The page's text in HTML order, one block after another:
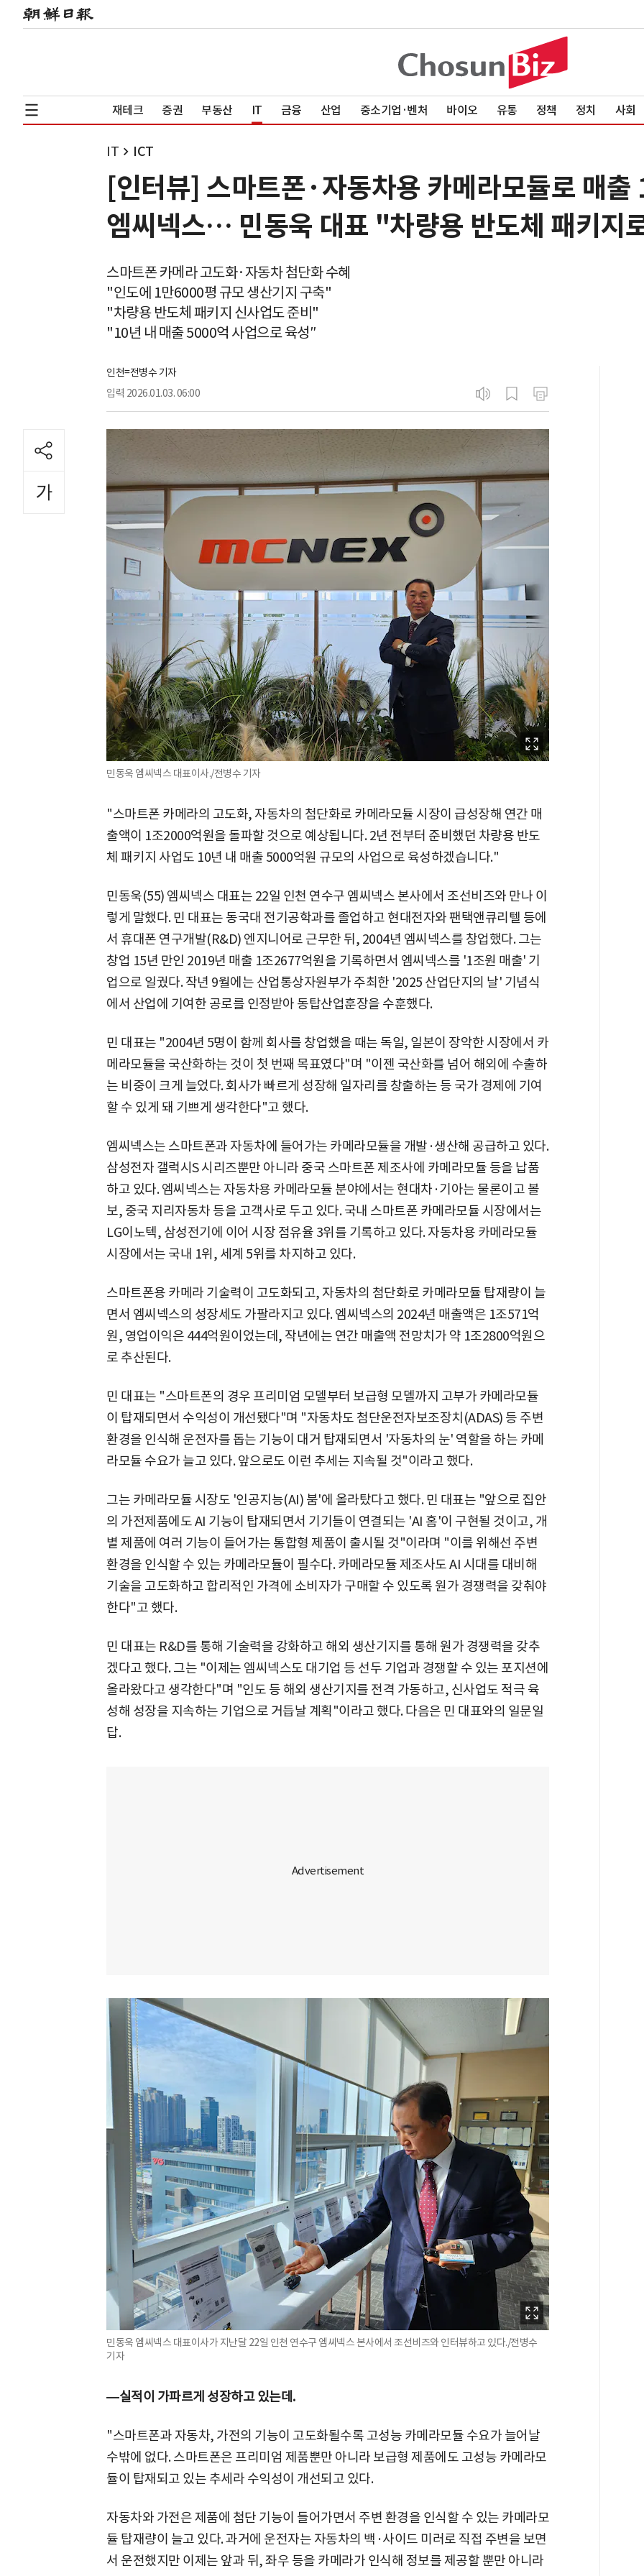
재테크 증권 부동산 IT 금융 산업 중소기업·벤처 바이오 유통 정책 정치 사회
IT ICT
[인터뷰] 스마트폰·자동차용 카메라모듈로 매
엠씨넥스… 민동욱 대표 "차량용 반도체 패키지
스마트폰 카메라 고도화·자동차 첨단화 수혜
"인도에 1만6000평 규모 생산기지 구축"
"차량용 반도체 패키지 신사업도 준비"
"10년 내 매출 5000억 사업으로 육성″
인천=전병수 기자
입력 2026.01.03. 06:00
민동욱 엠씨넥스 대표이사./전병수 기자
"스마트폰 카메라의 고도화, 자동차의 첨단화로 카메라모듈 시장이 급성장해 연간 매
출액이 1조2000억원을 돌파할 것으로 예상됩니다. 2년 전부터 준비했던 차량용 반도
체 패키지 사업도 10년 내 매출 5000억원 규모의 사업으로 육성하겠습니다."
민동욱(55) 엠씨넥스 대표는 22일 인천 연수구 엠씨넥스 본사에서 조선비즈와 만나 이
렇게 말했다. 민 대표는 동국대 전기공학과를 졸업하고 현대전자와 팬택앤큐리텔 등에
서 휴대폰 연구개발(R&D) 엔지니어로 근무한 뒤, 2004년 엠씨넥스를 창업했다. 그는
창업 15년 만인 2019년 매출 1조2677억원을 기록하면서 엠씨넥스를 '1조원 매출' 기
업으로 일궜다. 작년 9월에는 산업통상자원부가 주최한 '2025 산업단지의 날' 기념식
에서 산업에 기여한 공로를 인정받아 동탑산업훈장을 수훈했다.
민 대표는 "2004년 5명이 함께 회사를 창업했을 때는 독일, 일본이 장악한 시장에서 카
메라모듈을 국산화하는 것이 첫 번째 목표였다"며 "이젠 국산화를 넘어 해외에 수출하
는 비중이 크게 늘었다. 회사가 빠르게 성장해 일자리를 창출하는 등 국가 경제에 기여
할 수 있게 돼 기쁘게 생각한다"고 했다.
엠씨넥스는 스마트폰과 자동차에 들어가는 카메라모듈을 개발·생산해 공급하고 있다.
삼성전자 갤럭시S 시리즈뿐만 아니라 중국 스마트폰 제조사에 카메라모듈 등을 납품
하고 있다. 엠씨넥스는 자동차용 카메라모듈 분야에서는 현대차·기아는 물론이고 볼
보, 중국 지리자동차 등을 고객사로 두고 있다. 국내 스마트폰 카메라모듈 시장에서는
LG이노텍, 삼성전기에 이어 시장 점유율 3위를 기록하고 있다. 자동차용 카메라모듈
시장에서는 국내 1위, 세계 5위를 차지하고 있다.
스마트폰용 카메라 기술력이 고도화되고, 자동차의 첨단화로 카메라모듈 탑재량이 늘
면서 엠씨넥스의 성장세도 가팔라지고 있다. 엠씨넥스의 2024년 매출액은 1조571억
원, 영업이익은 444억원이었는데, 작년에는 연간 매출액 전망치가 약 1조2800억원으
로 추산된다.
민 대표는 "스마트폰의 경우 프리미엄 모델부터 보급형 모델까지 고부가 카메라모듈
이 탑재되면서 수익성이 개선됐다"며 "자동차도 첨단운전자보조장치(ADAS) 등 주변
환경을 인식해 운전자를 돕는 기능이 대거 탑재되면서 '자동차의 눈' 역할을 하는 카메
라모듈 수요가 늘고 있다. 앞으로도 이런 추세는 지속될 것"이라고 했다.
그는 카메라모듈 시장도 '인공지능(AI) 붐'에 올라탔다고 했다. 민 대표는 "앞으로 집안
의 가전제품에도 AI 기능이 탑재되면서 기기들이 연결되는 'AI 홈'이 구현될 것이고, 개
별 제품에 여러 기능이 들어가는 통합형 제품이 출시될 것"이라며 "이를 위해선 주변
환경을 인식할 수 있는 카메라모듈이 필수다. 카메라모듈 제조사도 AI 시대를 대비해
기술을 고도화하고 합리적인 가격에 소비자가 구매할 수 있도록 원가 경쟁력을 갖춰야
한다"고 했다.
민 대표는 R&D를 통해 기술력을 강화하고 해외 생산기지를 통해 원가 경쟁력을 갖추
겠다고 했다. 그는 "이제는 엠씨넥스도 대기업 등 선두 기업과 경쟁할 수 있는 포지션에
올라왔다고 생각한다"며 "인도 등 해외 생산기지를 전격 가동하고, 신사업도 적극 육
성해 성장을 지속하는 기업으로 거듭날 계획"이라고 했다. 다음은 민 대표와의 일문일
답.
민동욱 엠씨넥스 대표이사가 지난달 22일 인천 연수구 엠씨넥스 본사에서 조선비즈와 인터뷰하고 있다./전병수
기자
—실적이 가파르게 성장하고 있는데.
"스마트폰과 자동차, 가전의 기능이 고도화될수록 고성능 카메라모듈 수요가 늘어날
수밖에 없다. 스마트폰은 프리미엄 제품뿐만 아니라 보급형 제품에도 고성능 카메라모
듈이 탑재되고 있는 추세라 수익성이 개선되고 있다.
자동차와 가전은 제품에 첨단 기능이 들어가면서 주변 환경을 인식할 수 있는 카메라모
듈 탑재량이 늘고 있다. 과거에 운전자는 자동차의 백·사이드 미러로 직접 주변을 보면
서 운전했지만 이제는 앞과 뒤, 좌우 등을 카메라가 인식해 정보를 제공할 뿐만 아니라